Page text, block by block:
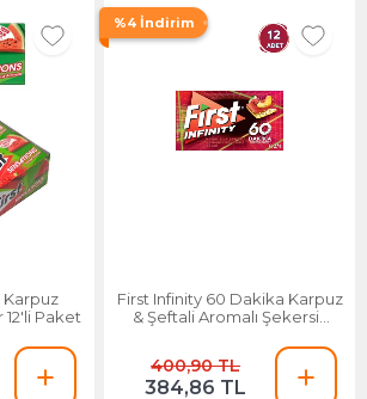
Karpuz
12'li Paket
%4 İndirim
First Infinity 60 Dakika Karpuz
& Şeftali Aromalı Şekersiz
400,90 TL
384,86 TL